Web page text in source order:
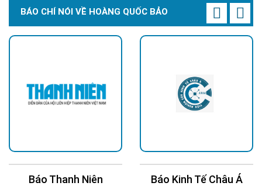
BÁO CHÍ NÓI VỀ HOÀNG QUỐC BẢO
Báo Thanh Niên Báo Kinh Tế Châu Á